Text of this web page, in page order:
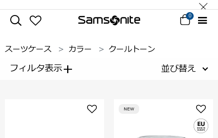
0
スーツケース カラー クールトーン
フィルタ表示+ 並び替え
NEW